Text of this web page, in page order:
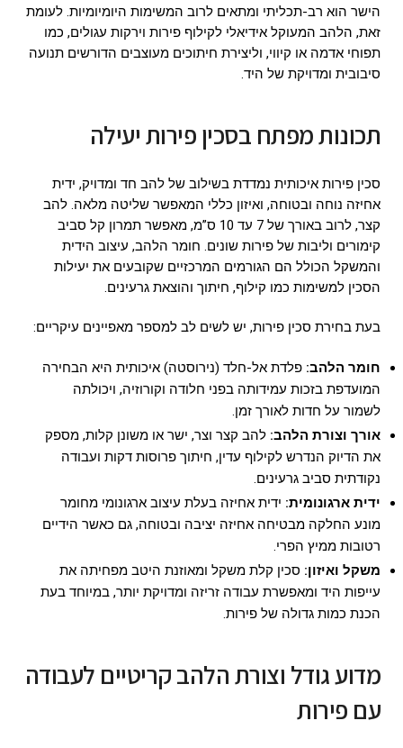
הישר הוא רב-תכליתי ומתאים לרוב המשימות היומיומיות. לעומת
זאת, הלהב המעוקל אידיאלי לקילוף פירות וירקות עגולים, כמו
תפוחי אדמה או קיווי, וליצירת חיתוכים מעוצבים הדורשים תנועה
סיבובית ומדויקת של היד.
תכונות מפתח בסכין פירות יעילה
סכין פירות איכותית נמדדת בשילוב של להב חד ומדויק, ידית
אחיזה נוחה ובטוחה, ואיזון כללי המאפשר שליטה מלאה. להב
קצר, לרוב באורך של 7 עד 10 ס”מ, מאפשר תמרון קל סביב
קימורים וליבות של פירות שונים. חומר הלהב, עיצוב הידית
והמשקל הכולל הם הגורמים המרכזיים שקובעים את יעילות
הסכין למשימות כמו קילוף, חיתוך והוצאת גרעינים.
בעת בחירת סכין פירות, יש לשים לב למספר מאפיינים עיקריים:
חומר הלהב: פלדת אל-חלד (נירוסטה) איכותית היא הבחירה
המועדפת בזכות עמידותה בפני חלודה וקורוזיה, ויכולתה
לשמור על חדות לאורך זמן.
אורך וצורת הלהב: להב קצר וצר, ישר או משונן קלות, מספק
את הדיוק הנדרש לקילוף עדין, חיתוך פרוסות דקות ועבודה
נקודתית סביב גרעינים.
ידית ארגונומית: ידית אחיזה בעלת עיצוב ארגונומי מחומר
מונע החלקה מבטיחה אחיזה יציבה ובטוחה, גם כאשר הידיים
רטובות ממיץ הפרי.
משקל ואיזון: סכין קלת משקל ומאוזנת היטב מפחיתה את
עייפות היד ומאפשרת עבודה זריזה ומדויקת יותר, במיוחד בעת
הכנת כמות גדולה של פירות.
מדוע גודל וצורת הלהב קריטיים לעבודה
עם פירות